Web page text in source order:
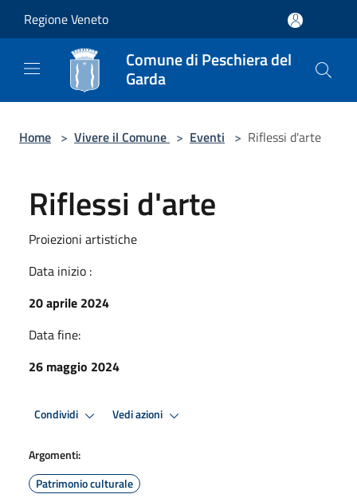
Regione Veneto
Comune di Peschiera del
Garda
Home > Vivere il Comune > Eventi > Riflessi d'arte
Riflessi d'arte
Proiezioni artistiche
Data inizio :
20 aprile 2024
Data fine:
26 maggio 2024
Condividi Vedi azioni
Argomenti:
Patrimonio culturale